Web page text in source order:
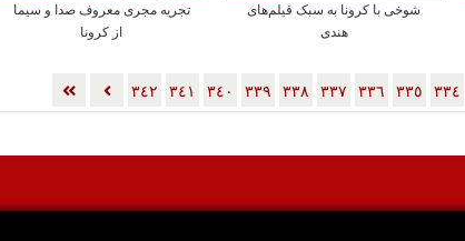
شوخی با کرونا به سبک فیلم‌های
هندی
تجریه مجری معروف صدا و سیما
از کرونا
٣٣٤ ٣٣٥ ٣٣٦ ٣٣٧ ٣٣٨ ٣٣٩ ٣٤٠ ٣٤١ ٣٤٢